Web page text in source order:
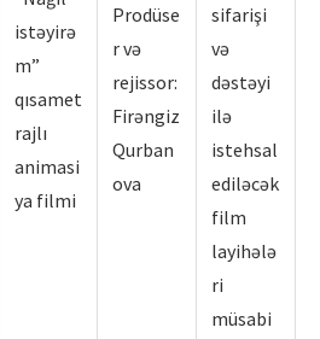
istəyirə
m”
qısamet
rajlı
animasi
ya filmi
Prodüse
r və
rejissor:
Firəngiz
Qurban
ova
sifarişi
və
dəstəyi
ilə
istehsal
ediləcək
film
layihələ
ri
müsabi